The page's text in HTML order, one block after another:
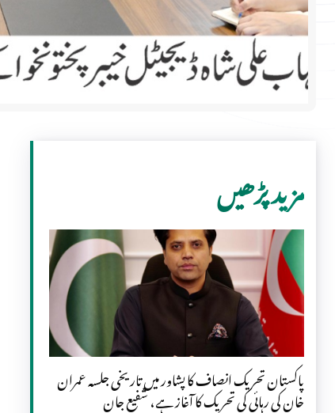
مزید پڑھیں
پاکستان تحریک انصاف کا پشاور میں تاریخی جلسہ عمران
خان کی رہائی کی تحریک کا آغاز ہے، شفیع جان